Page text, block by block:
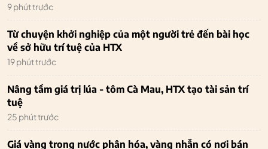
9 phút trước
Từ chuyện khởi nghiệp của một người trẻ đến bài học
về sở hữu trí tuệ của HTX
19 phút trước
Nâng tầm giá trị lúa - tôm Cà Mau, HTX tạo tài sản trí
tuệ
25 phút trước
Giá vàng trong nước phân hóa, vàng nhẫn có nơi bán